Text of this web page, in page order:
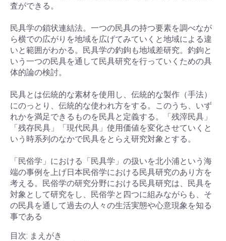
査ができる。
民具学の鎖状連結法。一つの民具の持つ要素を調べなが
ら横での広がりを地域を広げてみていくと地域による違
いと範囲がわかる。民具学の釣鉤も地域差研究。釣鉤と
いう一つの民具を通して民具研究を行っていくための具
体的論の検討。
民具とは伝統的な素材を使用し、伝統的な製作（手法）
にのっとり、伝統的な使われ方をする。このうち、いず
れかを満足できるものを民具と定義する。「残滓民具」
「残存民具」「現代民具」使用価値を変化させていくと
いう時系列のなかで民具をとらえ研究対象とする。
「民俗学」における「民具学」の扱いを北小浦という海
端の事例を上げ日本民俗学における民具研究のあり方を
考える。民俗学の研究分野における民具研究は、民具を
対象として研究をし、民俗学と四つに組みながらも、そ
の民具を通して過去の人々の生活実態や心意現象を知る
事である
目次: まえがき